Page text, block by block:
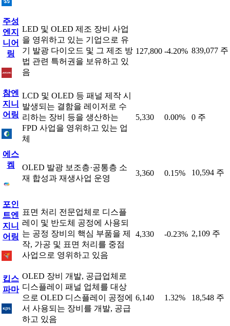
주성
엔지
니어
링
LED 및 OLED 제조 장비 사업
을 영위하고 있는 기업으로 유
기 발광 다이오드 및 그 제조 방
법 관련 특허권을 보유하고 있
음
127,800 -4.20% 839,077 주
참엔
지니
어링
LCD 및 OLED 등 패널 제작 시
발생되는 결함을 레이저로 수
리하는 장비 등을 생산하는
FPD 사업을 영위하고 있는 업
체
5,330 0.00% 0 주
에스
켐
OLED 발광 보조층·공통층 소
재 합성과 재생사업 운영
3,360 0.15% 10,594 주
포인
트엔
지니
어링
표면 처리 전문업체로 디스플
레이 및 반도체 공정에 사용되
는 공정 장비의 핵심 부품을 제
작, 가공 및 표면 처리를 중점
사업으로 영위하고 있음
4,330 -0.23% 2,109 주
킵스
파마
OLED 장비 개발, 공급업체로
디스플레이 패널 업체를 대상
으로 OLED 디스플레이 공정에
서 사용되는 장비를 개발, 공급
하고 있음
6,140 1.32% 18,548 주